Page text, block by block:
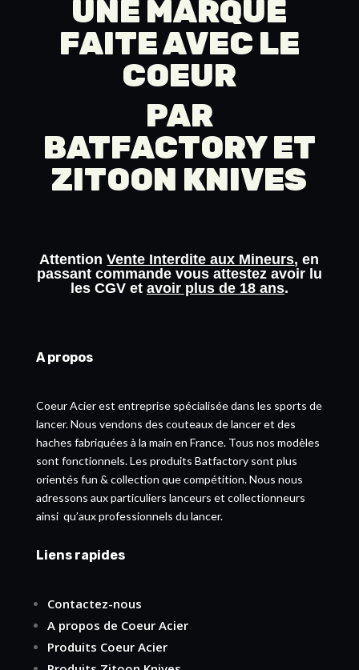
UNE MARQUE
FAITE AVEC LE
COEUR
PAR
BATFACTORYET
ZITOON KNIVES
AttentionVente Interdite aux Mineurs, en
passant commande vous attestez avoir lu
les CGVet avoir plus de 18 ans.
A propos
Coeur Acier est entreprise spécialisée dans les sports de
lancer. Nous vendons des couteaux de lancer et des
haches fabriquées à la main en France. Tous nos modèles
sont fonctionnels. Les produits Batfactory sont plus
orientés fun & collection que compétition. Nous nous
adressons aux particuliers lanceurs et collectionneurs
ainsi qu’aux professionnels du lancer.
Liens rapides
Contactez-nous
A propos de Coeur Acier
Produits Coeur Acier